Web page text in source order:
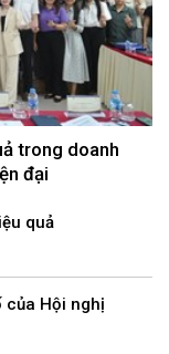
trong doanh
đại
quả
của Hội nghị